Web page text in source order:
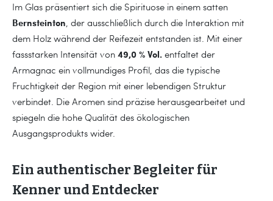
Im Glas präsentiert sich die Spirituose in einem satten
Bernsteinton, der ausschließlich durch die Interaktion mit
dem Holz während der Reifezeit entstanden ist. Mit einer
fassstarken Intensität von 49,0 % Vol. entfaltet der
Armagnac ein vollmundiges Profil, das die typische
Fruchtigkeit der Region mit einer lebendigen Struktur
verbindet. Die Aromen sind präzise herausgearbeitet und
spiegeln die hohe Qualität des ökologischen
Ausgangsprodukts wider.
Ein authentischer Begleiter für
Kenner und Entdecker